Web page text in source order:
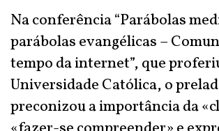
Na conferência “Parábolas
parábolas evangélicas –
tempo da internet”, que
Universidade Católica, o
preconizou a importância da